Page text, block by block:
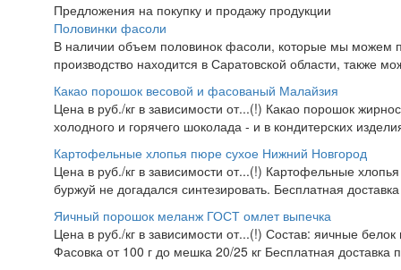
Предложения на покупку и продажу продукции
Половинки фасоли
В наличии объем половинок фасоли, которые мы можем
производство находится в Саратовской области, также
Какао порошок весовой и фасованый Малайзия
Цена в руб./кг в зависимости от...(!) Какао порошок
холодного и горячего шоколада - и в кондитерских
Картофельные хлопья пюре сухое Нижний Новгород
Цена в руб./кг в зависимости от...(!) Картофельные
буржуй не догадался синтезировать. Бесплатная
Яичный порошок меланж ГОСТ омлет выпечка
Цена в руб./кг в зависимости от...(!) Состав: яичные
Фасовка от 100 г до мешка 20/25 кг Бесплатная